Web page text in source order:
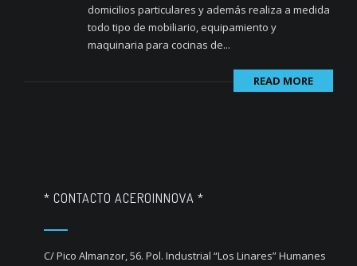
domicilios particulares y además realiza a medida
todo tipo de mobiliario, equipamiento y
maquinaria para cocinas de...
READ MORE
* CONTACTO ACEROINNOVA *
C/ Pico Almanzor, 56. Pol. Industrial “Los Linares” Humanes